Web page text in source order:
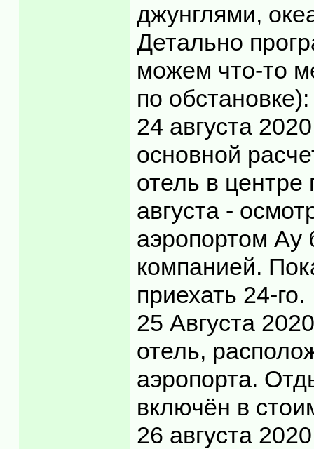
джунглями,
Детально
можем что-то
по обстановке):
24 августа
основной
отель в центре
августа -
аэропортом Ау
компанией.
приехать 24-го.
25 Августа
отель,
аэропорта.
включён в
26 августа